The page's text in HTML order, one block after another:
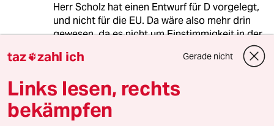
Herr Scholz hat einen Entwurf für D vorgelegt,
und nicht für die EU. Da wäre also mehr drin
gewesen, da es nicht um Einstimmigkeit in der
Andere Länder hätten das kopieren können
Vorschlag, der niemanden im Ausland
motiviert mehr zu tun.
taz zahl ich Gerade nicht
Links lesen, rechts
bekämpfen